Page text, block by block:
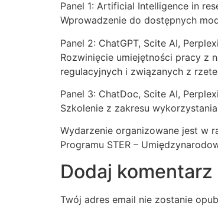
Panel 1: Artificial Intelligence in
Wprowadzenie do dostępnych
Panel 2: ChatGPT, Scite AI,
Rozwinięcie umiejętności pracy z
regulacyjnych i związanych z
Panel 3: ChatDoc, Scite AI,
Szkolenie z zakresu
Wydarzenie organizowane jest w
Programu STER –
Dodaj komentarz
Twój adres email nie zostanie